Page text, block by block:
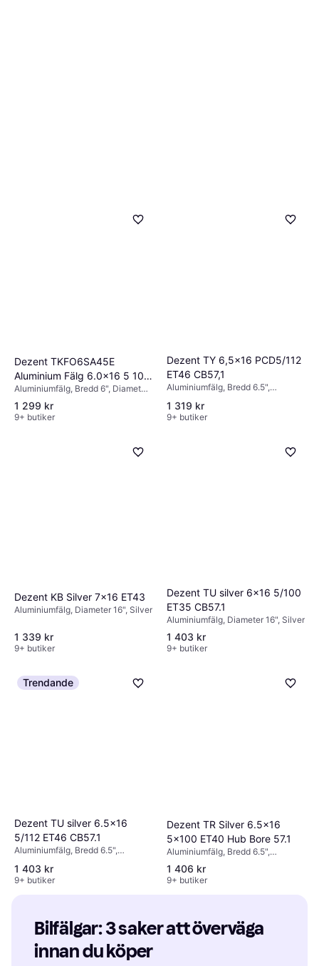
Dezent TKFO6SA45E
Aluminium Fälg 6.0x16 5 100
ET45
Aluminiumfälg, Bredd 6", Diameter
16", Svart, Silver
1 299 kr
9+ butiker
Dezent TY 6,5x16 PCD5/112
ET46 CB57,1
Aluminiumfälg, Bredd 6.5",
1 319 kr
9+ butiker
Dezent KB Silver 7x16 ET43
Aluminiumfälg, Diameter 16", Silver
1 339 kr
9+ butiker
Dezent TU silver 6x16 5/100
ET35 CB57.1
Aluminiumfälg, Diameter 16", Silver
1 403 kr
9+ butiker
Trendande
Dezent TU silver 6.5x16
5/112 ET46 CB57.1
Aluminiumfälg, Bredd 6.5",
1 403 kr
9+ butiker
Dezent TR Silver 6.5x16
5x100 ET40 Hub Bore 57.1
Aluminiumfälg, Bredd 6.5",
Diameter 16", Silver
1 406 kr
9+ butiker
Bilfälgar: 3 saker att överväga
innan du köper